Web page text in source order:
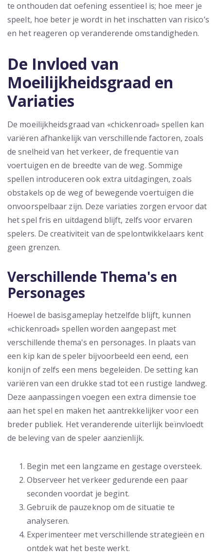
te onthouden dat oefening essentieel is; hoe meer je
speelt, hoe beter je wordt in het inschatten van risico’s
en het reageren op veranderende omstandigheden.
De Invloed van
Moeilijkheidsgraad en
Variaties
De moeilijkheidsgraad van «chickenroad» spellen kan
variëren afhankelijk van verschillende factoren, zoals
de snelheid van het verkeer, de frequentie van
voertuigen en de breedte van de weg. Sommige
spellen introduceren ook extra uitdagingen, zoals
obstakels op de weg of bewegende voertuigen die
onvoorspelbaar zijn. Deze variaties zorgen ervoor dat
het spel fris en uitdagend blijft, zelfs voor ervaren
spelers. De creativiteit van de spelontwikkelaars kent
geen grenzen.
Verschillende Thema's en
Personages
Hoewel de basisgameplay hetzelfde blijft, kunnen
«chickenroad» spellen worden aangepast met
verschillende thema's en personages. In plaats van
een kip kan de speler bijvoorbeeld een eend, een
konijn of zelfs een mens begeleiden. De setting kan
variëren van een drukke stad tot een rustige landweg.
Deze aanpassingen voegen een extra dimensie toe
aan het spel en maken het aantrekkelijker voor een
breder publiek. Het veranderende uiterlijk beïnvloedt
de beleving van de speler aanzienlijk.
Begin met een langzame en gestage oversteek.
Observeer het verkeer gedurende een paar
seconden voordat je begint.
Gebruik de pauzeknop om de situatie te
analyseren.
Experimenteer met verschillende strategieën en
ontdek wat het beste werkt.